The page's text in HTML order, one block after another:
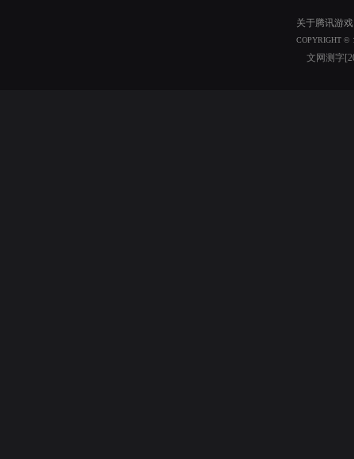
关于腾讯游戏
COPYRIGHT ©
文网测字